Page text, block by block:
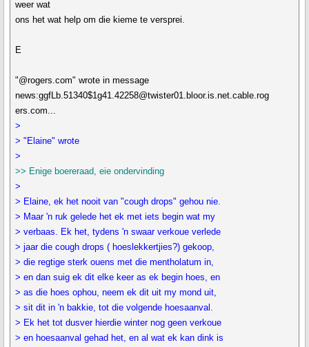
weer wat
ons het wat help om die kieme te versprei.
E
"@rogers.com" wrote in message
news:ggfLb.51340$1g41.42258@twister01.bloor.is.net.cable.rog
ers.com...
>
> "Elaine" wrote
>
>> Enige boereraad, eie ondervinding
>
> Elaine, ek het nooit van "cough drops" gehou nie.
> Maar 'n ruk gelede het ek met iets begin wat my
> verbaas. Ek het, tydens 'n swaar verkoue verlede
> jaar die cough drops ( hoeslekkertjies?) gekoop,
> die regtige sterk ouens met die mentholatum in,
> en dan suig ek dit elke keer as ek begin hoes, en
> as die hoes ophou, neem ek dit uit my mond uit,
> sit dit in 'n bakkie, tot die volgende hoesaanval.
> Ek het tot dusver hierdie winter nog geen verkoue
> en hoesaanval gehad het, en al wat ek kan dink is